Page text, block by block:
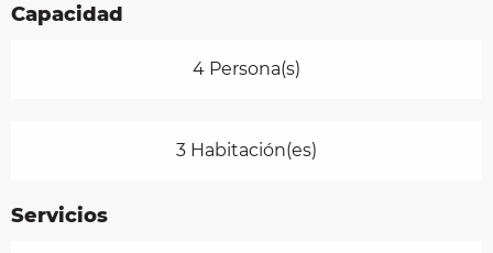
Capacidad
4 Persona(s)
3 Habitación(es)
Servicios